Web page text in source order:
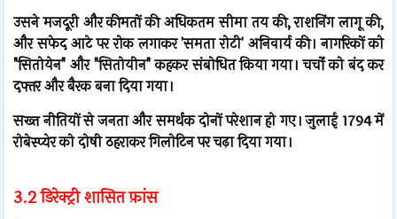
उसने मजदूरी और कीमतों की अधिकतम सीमा तय की, राशनिंग लागू की,
और सफेद आटे पर रोक लगाकर 'समता रोटी' अनिवार्य की। नागरिकों को
"सितोयेन" और "सितोयीन" कहकर संबोधित किया गया। चर्चों को बंद कर
दफ्तर और बैरक बना दिया गया।
सख्त नीतियों से जनता और समर्थक दोनों परेशान हो गए। जुलाई 1794 में
रोबेस्प्येर को दोषी ठहराकर गिलोटिन पर चढ़ा दिया गया।
3.2 डिरेक्ट्री शासित फ़ांस